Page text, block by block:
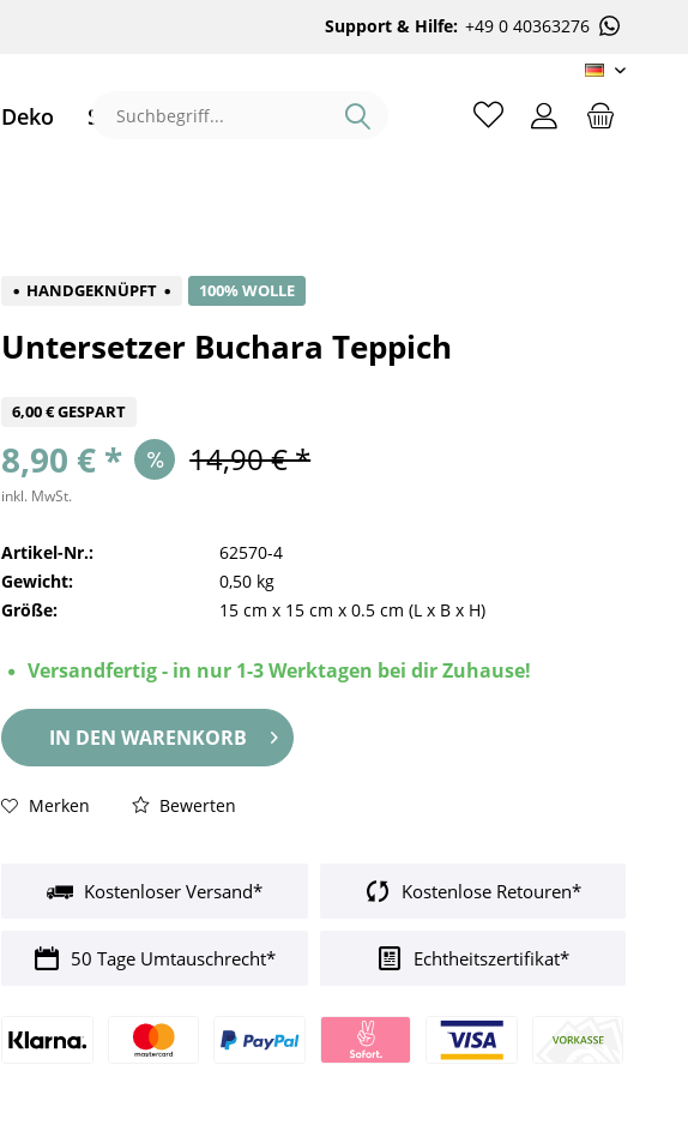
Support & Hilfe: +49 0 40363276
DE
Deko Sale %
HANDGEKNÜPFT 100% WOLLE
Untersetzer Buchara Teppich
6,00 € GESPART
8,90 € * 14,90 € *
inkl. MwSt.
Artikel-Nr.:
62570-4
Gewicht:
0,50 kg
Größe:
15 cm x 15 cm x0.5 cm (L x B x H)
Versandfertig - in nur 1-3 Werktagen bei dir Zuhause!
IN DEN WARENKORB
Merken Bewerten
Kostenloser Versand* Kostenlose Retouren*
50 Tage Umtauschrecht* Echtheitszertifikat*